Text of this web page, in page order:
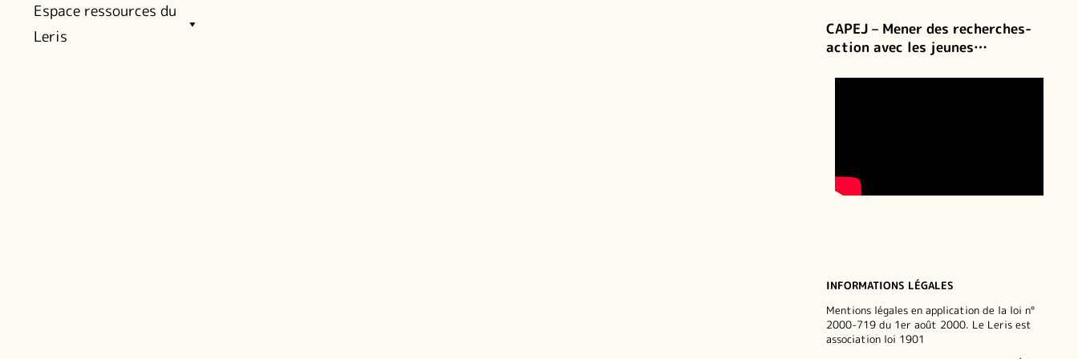
Espace ressources du
Leris
CAPEJ – Mener des recherches-
action avec les jeunes…
INFORMATIONS LÉGALES
Mentions légales en application de la loi n°
2000-719 du 1er août 2000. Le Leris est
association loi 1901